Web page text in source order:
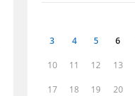
3 4 5 6
10 11 12 13
17 18 19 20